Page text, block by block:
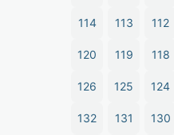
112
113
114
118
119
120
124
125
126
130
131
132